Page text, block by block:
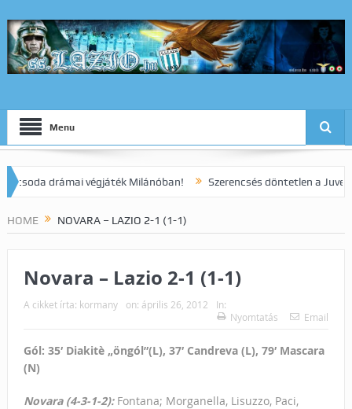
Menu
drámai végjáték Milánóban! Szerencsés döntetlen a Juve elleni
HOME NOVARA – LAZIO 2-1 (1-1)
Novara – Lazio 2-1 (1-1)
A cikket írta: kormany on: április 26, 2012
In:
Nyomtatás
Email
Gól: 35′ Diakitè „öngól”(L), 37′ Candreva (L), 79′ Mascara
(N)
Novara (4-3-1-2): Fontana; Morganella, Lisuzzo, Paci,